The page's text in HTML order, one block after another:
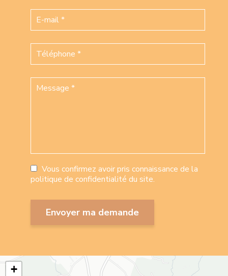
Vous confirmez avoir pris connaissance de la
politique de confidentialité du site.
+